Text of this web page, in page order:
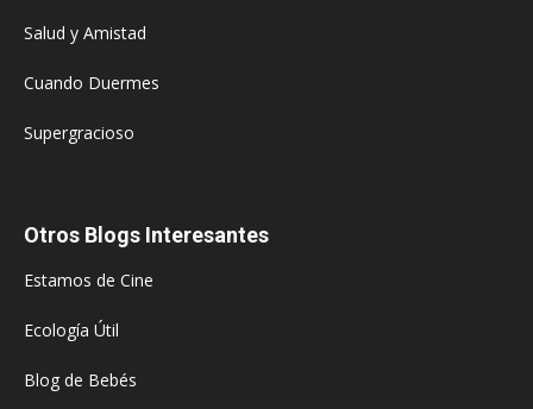
Salud y Amistad
Cuando Duermes
Supergracioso
Otros Blogs Interesantes
Estamos de Cine
Ecología Útil
Blog de Bebés